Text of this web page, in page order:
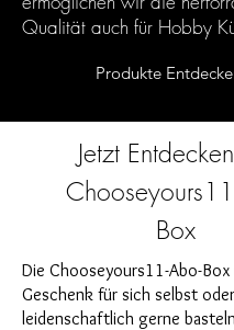
Qualität auch für Hobby
Produkte
Jetzt
Box
Die Chooseyours11-Abo-Box
Geschenk für sich selbst
leidenschaftlich gerne